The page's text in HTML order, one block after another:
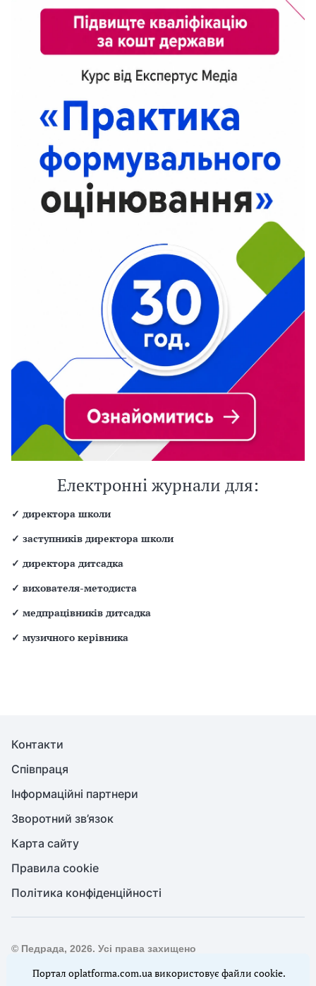
Електронні журнали для:
✓ директора школи
✓ заступників директора школи
✓ директора дитсадка
✓ вихователя-методиста
✓ медпрацівників дитсадка
✓ музичного керівника
Контакти
Співпраця
Інформаційні партнери
Зворотний зв’язок
Карта сайту
Правила cookie
Політика конфіденційності
© Педрада, 2026. Усі права захищено
Повне або часткове копіювання будь-яких матеріалів сайту,
цитування, публікація їх анотованих оглядів допускаються
Портал oplatforma.com.ua використовує файли cookie.